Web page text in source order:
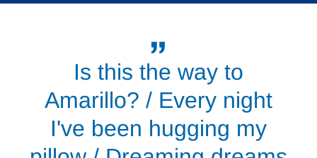
Is this the way to
Amarillo? / Every night
I've been hugging my